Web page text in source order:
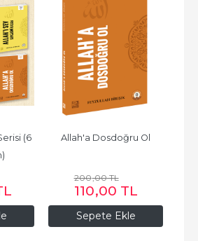
(6
Sepete Ekle
Allah'a Dosdoğru Ol
200,00TL
110,00 TL